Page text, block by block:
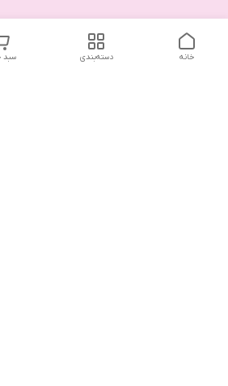
سبد دسته‌بندی خانه